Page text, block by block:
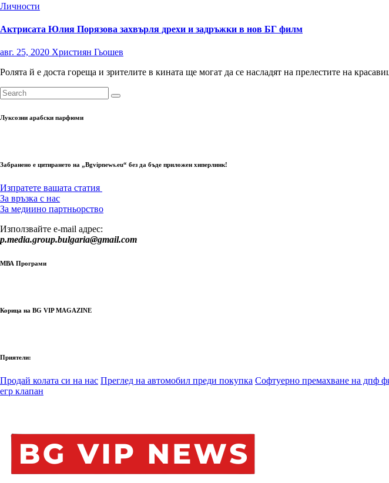
Личности
Актрисата Юлия Порязова захвърля дрехи и задръжки в нов БГ филм
авг. 25, 2020 Християн Гьошев
Ролята й е доста гореща и зрителите в кината ще могат да се насладят на прелестите на
Луксозни арабски парфюми
Забранено е цитирането на „Bgvipnews.eu“ без да бъде приложен хиперлинк!
Изпратете вашата статия
За връзка с нас
За медиино партньорство
Използвайте e-mail адрес:
p.media.group.bulgaria@gmail.com
МВА Програми
Корица на BG VIP MAGAZINE
Приятели:
Продай колата си на нас Преглед на автомобил преди покупка Софтуерно премахване на дпф
егр клапан